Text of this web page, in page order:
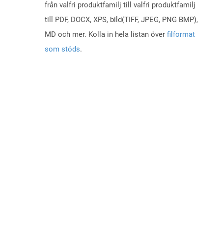
från valfri produktfamilj till valfri produktfamilj
till PDF, DOCX, XPS, bild(TIFF, JPEG, PNG BMP),
MD och mer. Kolla in hela listan över filformat
som stöds.